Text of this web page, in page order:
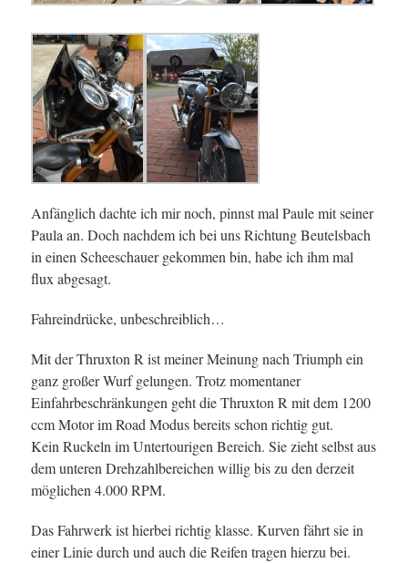
Anfänglich dachte ich mir noch, pinnst mal Paule mit seiner
Paula an. Doch nachdem ich bei uns Richtung Beutelsbach
in einen Scheeschauer gekommen bin, habe ich ihm mal
flux abgesagt.
Fahreindrücke, unbeschreiblich…
Mit der Thruxton R ist meiner Meinung nach Triumph ein
ganz großer Wurf gelungen. Trotz momentaner
Einfahrbeschränkungen geht die Thruxton R mit dem 1200
ccm Motor im Road Modus bereits schon richtig gut.
Kein Ruckeln im Untertourigen Bereich. Sie zieht selbst aus
dem unteren Drehzahlbereichen willig bis zu den derzeit
möglichen 4.000 RPM.
Das Fahrwerk ist hierbei richtig klasse. Kurven fährt sie in
einer Linie durch und auch die Reifen tragen hierzu bei.